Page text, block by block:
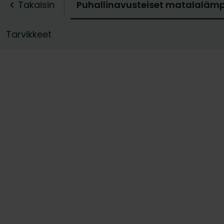
tarvitaan enemmän tehoa
valikoimaamme ja löydä
Takaisin Puhallinavusteiset
Tarvikkeet